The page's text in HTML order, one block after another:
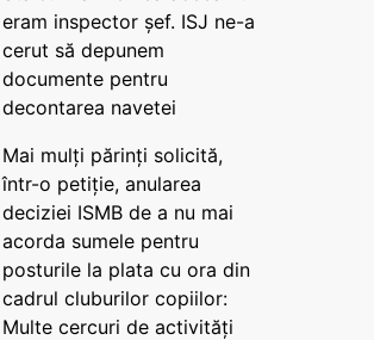
eram inspector șef. ISJ ne-a
cerut să depunem
documente pentru
decontarea navetei
Mai mulți părinți solicită,
într-o petiție, anularea
deciziei ISMB de a nu mai
acorda sumele pentru
posturile la plata cu ora din
cadrul cluburilor copiilor:
Multe cercuri de activități